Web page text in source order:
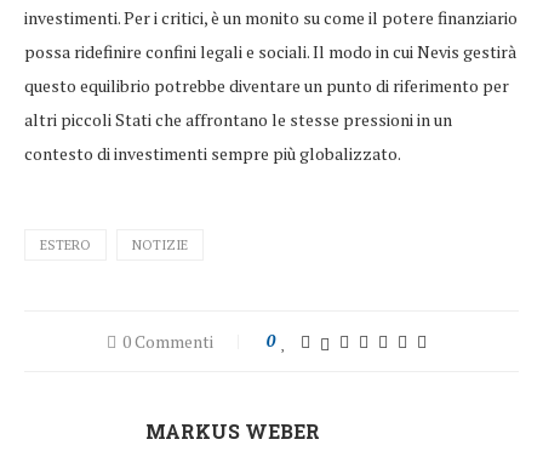
investimenti. Per i critici, è un monito su come il potere finanziario
possa ridefinire confini legali e sociali. Il modo in cui Nevis gestirà
questo equilibrio potrebbe diventare un punto di riferimento per
altri piccoli Stati che affrontano le stesse pressioni in un
contesto di investimenti sempre più globalizzato.
ESTERO NOTIZIE
0 Commenti 0
MARKUS WEBER